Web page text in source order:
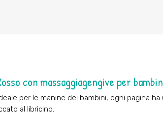
con massaggiagengive per
per le manine dei bambini, ogni pagina
al libricino.